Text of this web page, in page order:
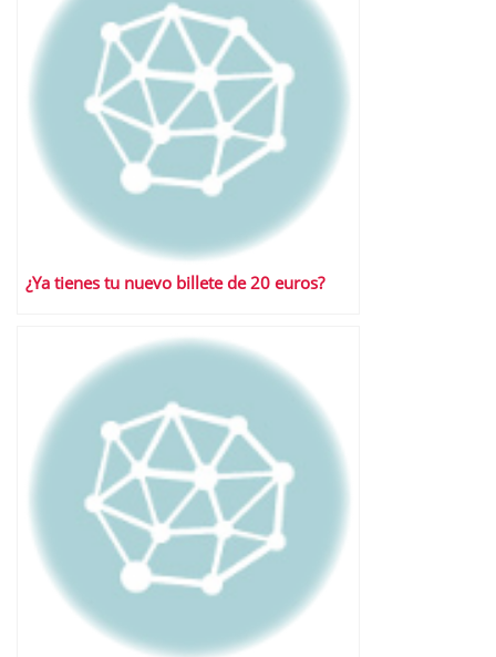
¿Ya tienes tu nuevo billete de 20 euros?